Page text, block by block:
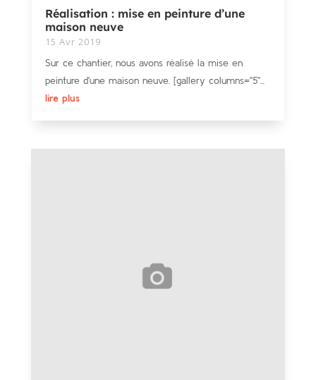
Réalisation : mise en peinture d’une
maison neuve
15 Avr 2019
Sur ce chantier, nous avons réalisé la mise en
peinture d'une maison neuve. [gallery columns="5"...
lire plus